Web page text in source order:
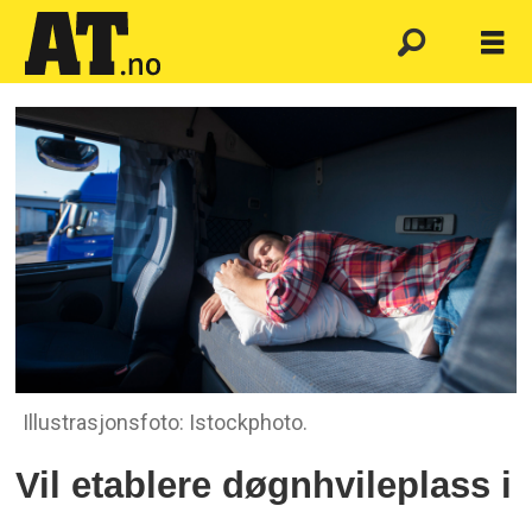
Illustrasjonsfoto: Istockphoto.
Vil etablere døgnhvileplass i